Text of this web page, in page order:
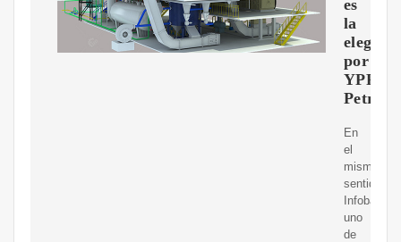
es
la
elegida
por
YPF-
En
el
mismo
sentido,
Infobae,
uno
de